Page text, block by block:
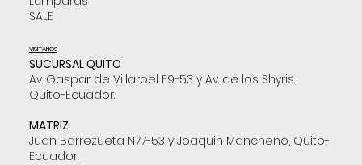
SALE
VISITANOS
SUCURSAL QUITO
Av. Gaspar de Villaroel E9-53 y Av. de los Shyris.
Quito-Ecuador.
MATRIZ
Juan Barrezueta N77-53 y Joaquin Mancheno, Quito-
Ecuador.